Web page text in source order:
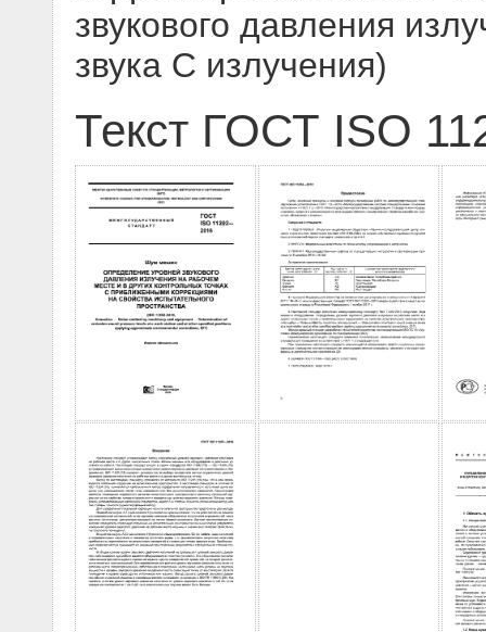
звукового давления
звука С излучения)
Текст ГОСТ ISO